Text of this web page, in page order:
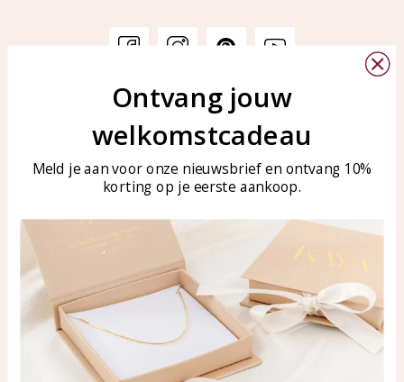
Veelgestelde vragen
Sieraden onderhouden
KAYA Sieraden
Bellen of WhatsApp Ma-Vr
tussen 09:00-17:00
Tel: 0850003187
WhatsApp: 0850003187
klantenservice@kayasierade
Producten
Alle producten
Nieuwe producten
KAYA Sieraden
Over ons
Samenwerken?
Ontvang jouw
welkomstcadeau
Meld je aan voor onze nieuwsbrief en ontvang 10%
korting op je eerste aankoop.